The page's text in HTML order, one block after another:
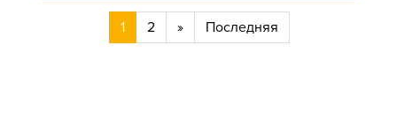
1 2 » Последняя